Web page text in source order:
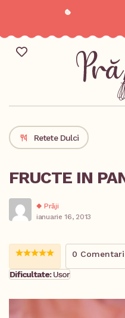
Retete Dulci
FRUCTE IN
Prăji
ianuarie 16, 2013
0
Dificultate:Usor